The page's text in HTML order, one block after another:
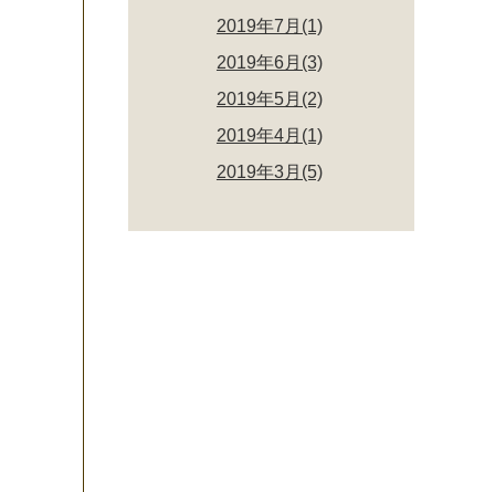
2019年7月(1)
2019年6月(3)
2019年5月(2)
2019年4月(1)
2019年3月(5)